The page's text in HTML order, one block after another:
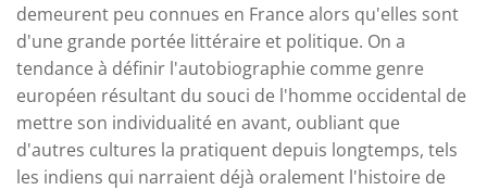
demeurent peu connues en France alors qu'elles sont
d'une grande portée littéraire et politique. On a
tendance à définir l'autobiographie comme genre
européen résultant du souci de l'homme occidental de
mettre son individualité en avant, oubliant que
d'autres cultures la pratiquent depuis longtemps, tels
les indiens qui narraient déjà oralement l'histoire de